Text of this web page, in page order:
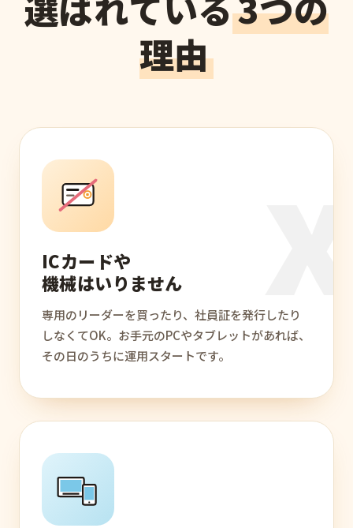
理由
ICカードや
機械はいりません
専用のリーダーを買ったり、社員証を発行したり
しなくてOK。お手元のPCやタブレットがあれば、
その日のうちに運用スタートです。